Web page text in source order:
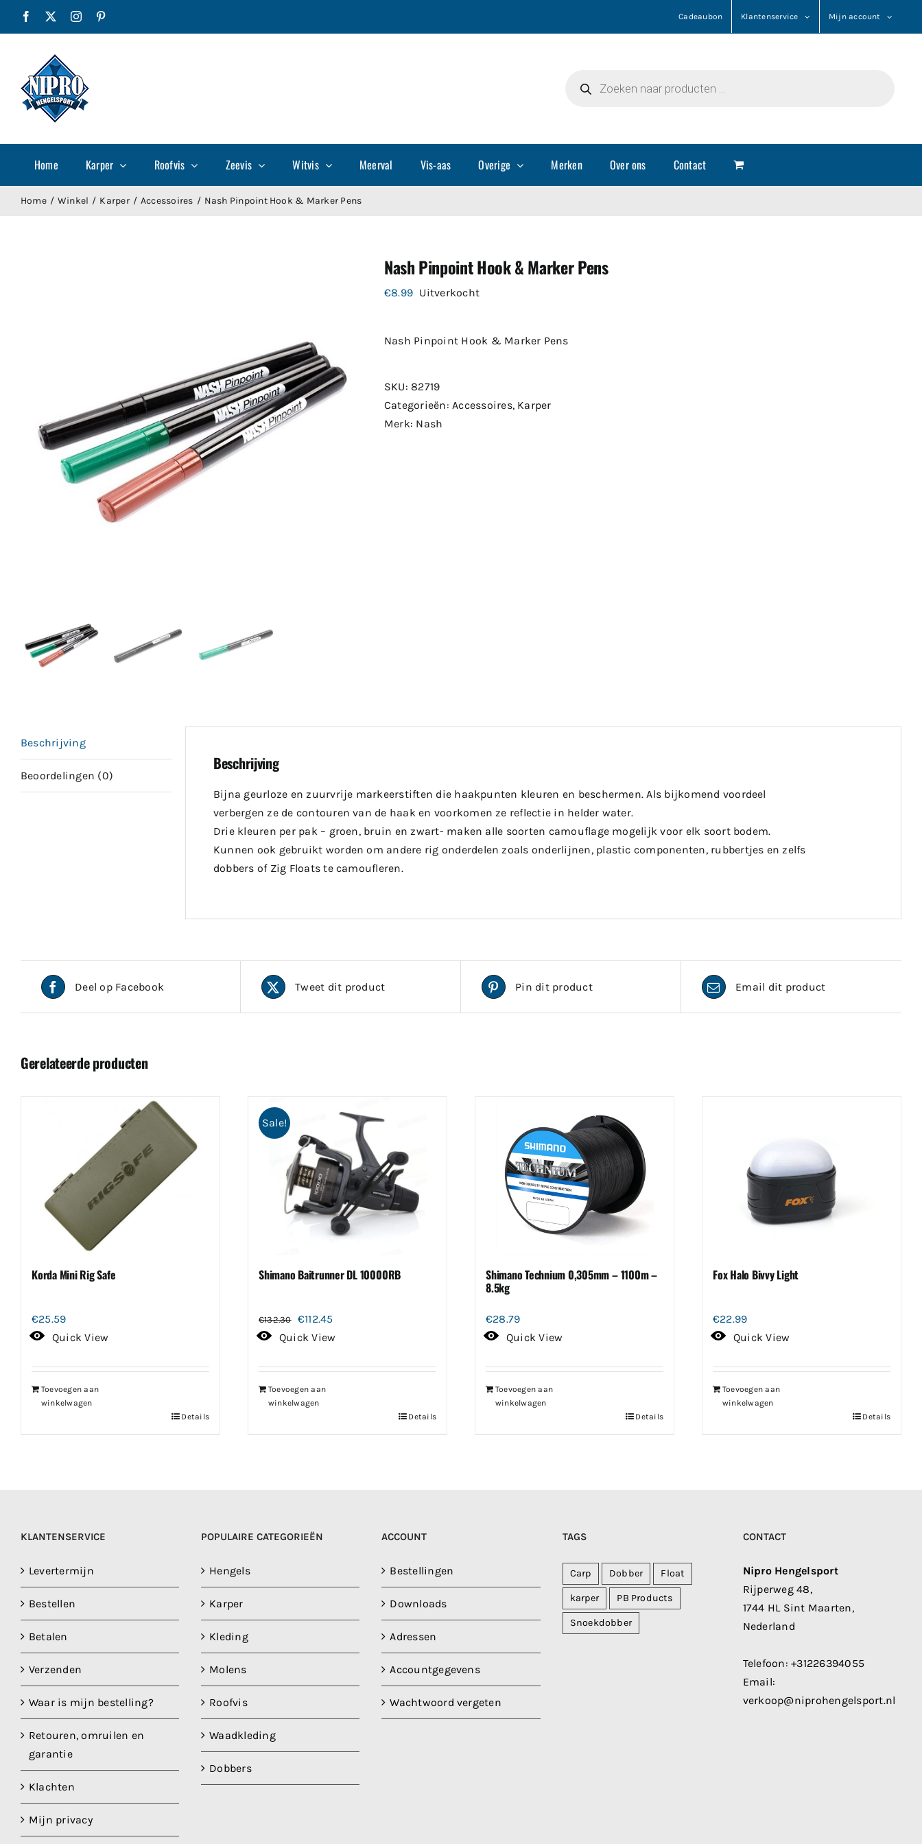
Facebook Instagram Cadeaubon Klantenservice Mijn account
zoeken
Home Karper Roofvis Zeevis Witvis Meerval Vis-aas Overige Merken Over ons Contact
Home Winkel Karper Accessoires Nash Pinpoint Hook & Marker Pens
Nash Pinpoint Hook & Marker Pens
€8.99 Uitverkocht
Nash Pinpoint Hook & Marker Pens
SKU: 82719
Categorieën:Accessoires, Karper
Merk: Nash
Beschrijving
Beoordelingen (0)
Beschrijving
Bijna geurloze en zuurvrije markeerstiften die haakpunten kleuren en beschermen. Als bijkomend voordeel
verbergen ze de contouren van de haak en voorkomen ze reflectie in helder water.
Drie kleuren per pak – groen, bruin en zwart- maken alle soorten camouflage mogelijk voor elk soort bodem.
Kunnen ook gebruikt worden om andere rig onderdelen zoals onderlijnen, plastic componenten, rubbertjes en zelfs
dobbers of Zig Floats te camoufleren.
Deel op Facebook Tweet dit product Pin dit product Email dit product
Gerelateerde producten
Korda Mini Rig Safe
€25.59
Quick View
Toevoegen aan
winkelwagen
Details
Sale!
Shimano Baitrunner DL 10000RB
€132.30
Oorspronkelijke
prijs
€132.30.
€112.45
prijs
€112.45.
Quick View
Toevoegen aan
winkelwagen
Details
Shimano Technium 0,305mm – 1100m –
8.5kg
€28.79
Quick View
Toevoegen aan
winkelwagen
Details
Fox Halo Bivvy Light
€22.99
Quick View
Toevoegen aan
winkelwagen
Details
KLANTENSERVICE
Levertermijn
Bestellen
Betalen
Verzenden
Waar is mijn bestelling?
Retouren, omruilen en
garantie
Klachten
Mijn privacy
POPULAIRE CATEGORIEËN
Hengels
Karper
Kleding
Molens
Roofvis
Waadkleding
Dobbers
ACCOUNT
Bestellingen
Downloads
Adressen
Accountgegevens
Wachtwoord vergeten
TAGS
Carp Dobber Float
karper PB Products
Snoekdobber
CONTACT
Nipro Hengelsport
Rijperweg 48,
1744 HL Sint Maarten,
Nederland
Telefoon:+31226394055
Email:
verkoop@niprohengelsport.nl